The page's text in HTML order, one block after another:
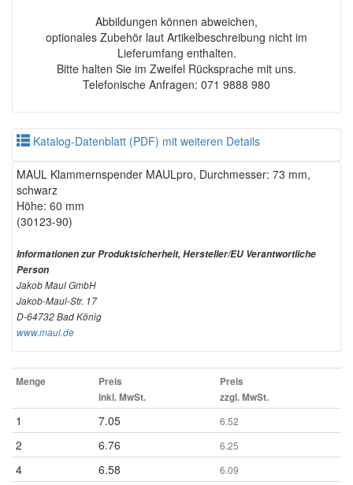
Abbildungen können abweichen,
optionales Zubehör laut Artikelbeschreibung nicht im
Lieferumfang enthalten.
Bitte halten Sie im Zweifel Rücksprache mit uns.
Telefonische Anfragen: 071 9888 980
Katalog-Datenblatt (PDF) mit weiteren Details
MAUL Klammernspender MAULpro, Durchmesser: 73 mm,
schwarz
Höhe: 60 mm
(30123-90)
Informationen zur Produktsicherheit, Hersteller/EU Verantwortliche
Person
Jakob Maul GmbH
Jakob-Maul-Str. 17
D-64732 Bad König
www.maul.de
Menge
Preis
inkl. MwSt.
Preis
zzgl. MwSt.
1 7.05 6.52
2 6.76 6.25
4 6.58 6.09